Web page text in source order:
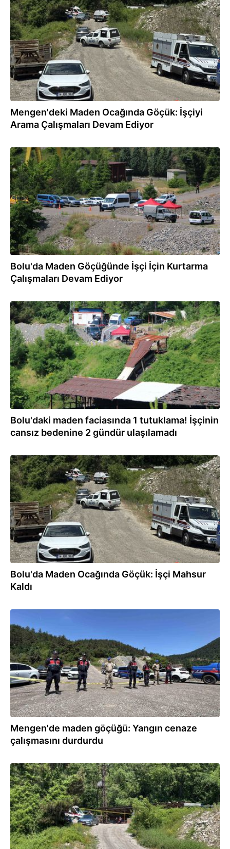
19.06.2026
Mengen'deki Maden Ocağında Göçük: İşçiyi
Arama Çalışmaları Devam Ediyor
19.06.2026
Bolu'da Maden Göçüğünde İşçi İçin Kurtarma
Çalışmaları Devam Ediyor
19.06.2026
Bolu'daki maden faciasında 1 tutuklama! İşçinin
cansız bedenine 2 gündür ulaşılamadı
18.06.2026
Bolu'da Maden Ocağında Göçük: İşçi Mahsur
Kaldı
Mengen'de maden göçüğü: Yangın cenaze
çalışmasını durdurdu
17.06.2026